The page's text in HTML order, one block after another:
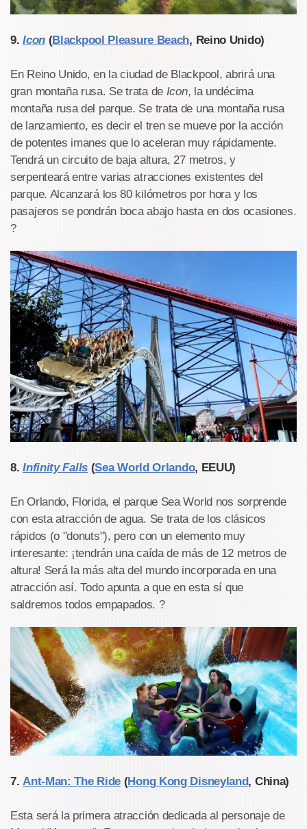
9.Icon(Blackpool Pleasure Beach, Reino Unido)
En Reino Unido, en la ciudad de Blackpool, abrirá una
gran montaña rusa. Se trata de Icon, la undécima
montaña rusa del parque. Se trata de una montaña rusa
de lanzamiento, es decir el tren se mueve por la acción
de potentes imanes que lo aceleran muy rápidamente.
Tendrá un circuito de baja altura, 27 metros, y
serpenteará entre varias atracciones existentes del
parque. Alcanzará los 80 kilómetros por hora y los
pasajeros se pondrán boca abajo hasta en dos ocasiones.
?
8.Infinity Falls (Sea World Orlando, EEUU)
En Orlando, Florida, el parque Sea World nos sorprende
con esta atracción de agua. Se trata de los clásicos
rápidos (o "donuts"), pero con un elemento muy
interesante: ¡tendrán una caída de más de 12 metros de
altura! Será la más alta del mundo incorporada en una
atracción así. Todo apunta a que en esta sí que
saldremos todos empapados. ?
7. Ant-Man: The Ride (Hong Kong Disneyland, China)
Esta será la primera atracción dedicada al personaje de